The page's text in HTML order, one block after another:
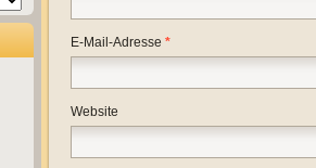
E-Mail-Adresse *
Website